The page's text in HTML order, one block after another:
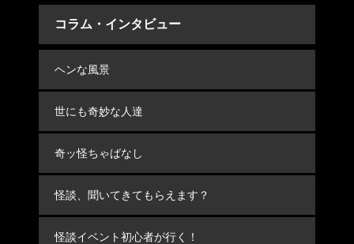
コラム・インタビュー
ヘンな風景
世にも奇妙な人達
奇ッ怪ちゃばなし
怪談、聞いてきてもらえます？
怪談イベント初心者が行く！